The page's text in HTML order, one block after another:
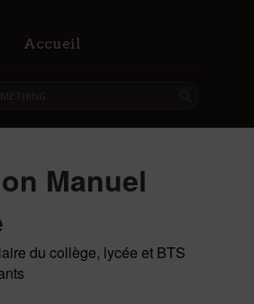
Accueil
Manuel
du collège, lycée et BTS